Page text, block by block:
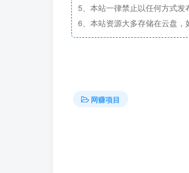
5、本站一律禁止以任何方式
6、本站资源大多存储在云盘，
网赚项目